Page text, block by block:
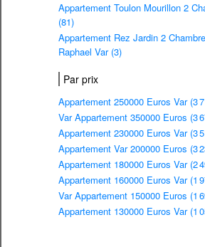
Appartement Toulon Mourillon 2
(81)
Appartement Rez Jardin 2
Raphael Var (3)
Par prix
Appartement 250000 Euros Var (3
Var Appartement 350000 Euros (3
Appartement 230000 Euros Var (3
Appartement Var 200000 Euros (3
Appartement 180000 Euros Var (2
Appartement 160000 Euros Var (1
Var Appartement 150000 Euros (1
Appartement 130000 Euros Var (1